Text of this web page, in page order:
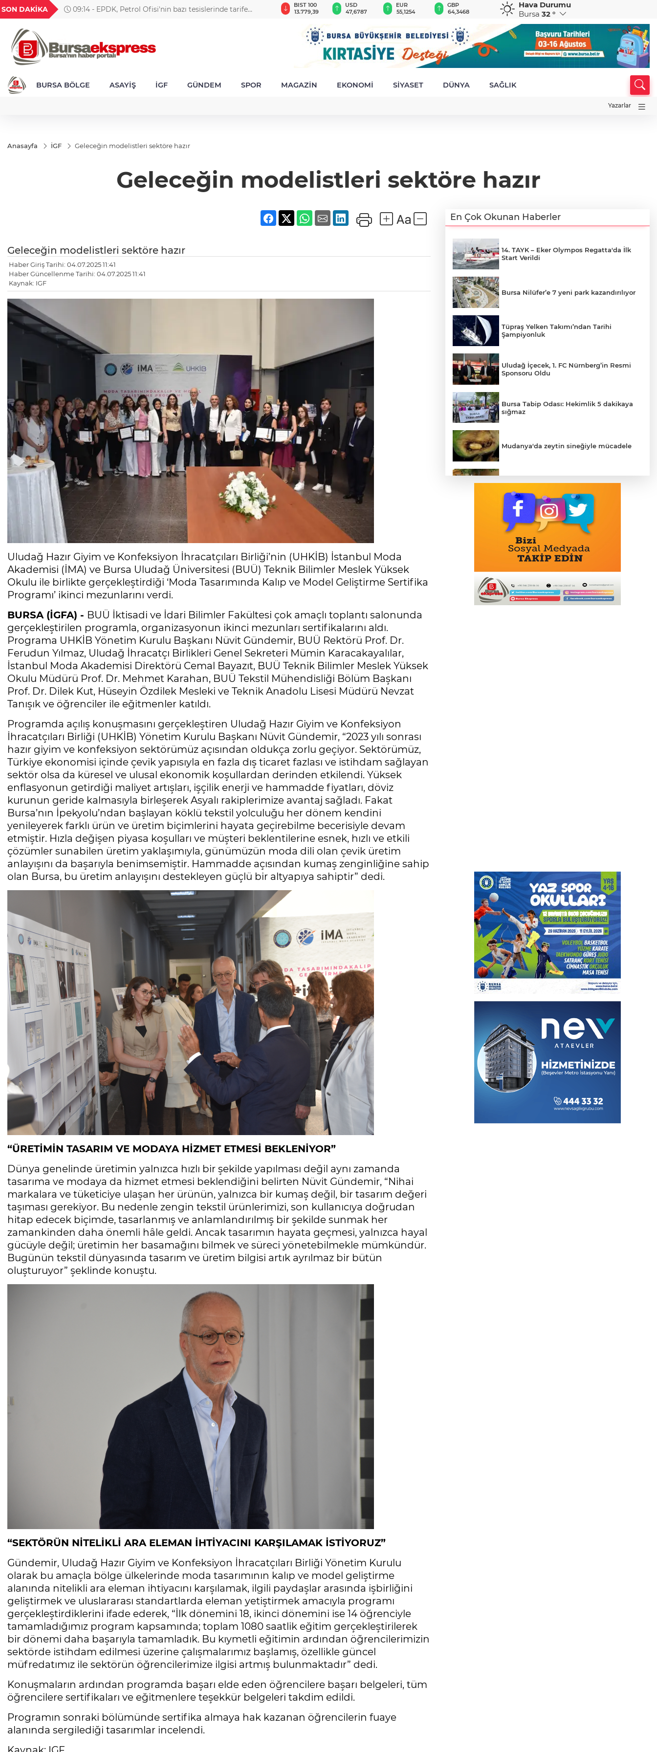
SON DAKİKA
09:14 - EPDK, Petrol Ofisi'nin bazı tesislerinde tarife
18,2677
TND
16,3788
BGN
27,9743
VND
0,0018
GAU/TRY
6.660,55
BIST 100
13.779,39
USD
47,6787
EUR
55,1254
GBP
64,3468
CHF
59,0083
CAD
34,1883
Hava Durumu
Bursa 32 °
BURSA BÖLGE ASAYİŞ İGF GÜNDEM SPOR MAGAZİN EKONOMİ SİYASET DÜNYA SAĞLIK
Yazarlar
Anasayfa İGF Geleceğin modelistleri sektöre hazır
Geleceğin modelistleri sektöre hazır
Geleceğin modelistleri sektöre hazır
Haber Giriş Tarihi: 04.07.2025 11:41
Haber Güncellenme Tarihi: 04.07.2025 11:41
Kaynak: IGF
Uludağ Hazır Giyim ve Konfeksiyon İhracatçıları Birliği’nin (UHKİB) İstanbul Moda
Akademisi (İMA) ve Bursa Uludağ Üniversitesi (BUÜ) Teknik Bilimler Meslek Yüksek
Okulu ile birlikte gerçekleştirdiği ‘Moda Tasarımında Kalıp ve Model Geliştirme Sertifika
Programı’ ikinci mezunlarını verdi.
BURSA (İGFA) - BUÜ İktisadi ve İdari Bilimler Fakültesi çok amaçlı toplantı salonunda
gerçekleştirilen programla, organizasyonun ikinci mezunları sertifikalarını aldı.
Programa UHKİB Yönetim Kurulu Başkanı Nüvit Gündemir, BUÜ Rektörü Prof. Dr.
Ferudun Yılmaz, Uludağ İhracatçı Birlikleri Genel Sekreteri Mümin Karacakayalılar,
İstanbul Moda Akademisi Direktörü Cemal Bayazıt, BUÜ Teknik Bilimler Meslek Yüksek
Okulu Müdürü Prof. Dr. Mehmet Karahan, BUÜ Tekstil Mühendisliği Bölüm Başkanı
Prof. Dr. Dilek Kut, Hüseyin Özdilek Mesleki ve Teknik Anadolu Lisesi Müdürü Nevzat
Tanışık ve öğrenciler ile eğitmenler katıldı.
Programda açılış konuşmasını gerçekleştiren Uludağ Hazır Giyim ve Konfeksiyon
İhracatçıları Birliği (UHKİB) Yönetim Kurulu Başkanı Nüvit Gündemir, “2023 yılı sonrası
hazır giyim ve konfeksiyon sektörümüz açısından oldukça zorlu geçiyor. Sektörümüz,
Türkiye ekonomisi içinde çevik yapısıyla en fazla dış ticaret fazlası ve istihdam sağlayan
sektör olsa da küresel ve ulusal ekonomik koşullardan derinden etkilendi. Yüksek
enflasyonun getirdiği maliyet artışları, işçilik enerji ve hammadde fiyatları, döviz
kurunun geride kalmasıyla birleşerek Asyalı rakiplerimize avantaj sağladı. Fakat
Bursa’nın İpekyolu’ndan başlayan köklü tekstil yolculuğu her dönem kendini
yenileyerek farklı ürün ve üretim biçimlerini hayata geçirebilme becerisiyle devam
etmiştir. Hızla değişen piyasa koşulları ve müşteri beklentilerine esnek, hızlı ve etkili
çözümler sunabilen üretim yaklaşımıyla, günümüzün moda dili olan çevik üretim
anlayışını da başarıyla benimsemiştir. Hammadde açısından kumaş zenginliğine sahip
olan Bursa, bu üretim anlayışını destekleyen güçlü bir altyapıya sahiptir” dedi.
“ÜRETİMİN TASARIM VE MODAYA HİZMET ETMESİ BEKLENİYOR”
Dünya genelinde üretimin yalnızca hızlı bir şekilde yapılması değil aynı zamanda
tasarıma ve modaya da hizmet etmesi beklendiğini belirten Nüvit Gündemir, “Nihai
markalara ve tüketiciye ulaşan her ürünün, yalnızca bir kumaş değil, bir tasarım değeri
taşıması gerekiyor. Bu nedenle zengin tekstil ürünlerimizi, son kullanıcıya doğrudan
hitap edecek biçimde, tasarlanmış ve anlamlandırılmış bir şekilde sunmak her
zamankinden daha önemli hâle geldi. Ancak tasarımın hayata geçmesi, yalnızca hayal
gücüyle değil; üretimin her basamağını bilmek ve süreci yönetebilmekle mümkündür.
Bugünün tekstil dünyasında tasarım ve üretim bilgisi artık ayrılmaz bir bütün
oluşturuyor” şeklinde konuştu.
“SEKTÖRÜN NİTELİKLİ ARA ELEMAN İHTİYACINI KARŞILAMAK İSTİYORUZ”
Gündemir, Uludağ Hazır Giyim ve Konfeksiyon İhracatçıları Birliği Yönetim Kurulu
olarak bu amaçla bölge ülkelerinde moda tasarımının kalıp ve model geliştirme
alanında nitelikli ara eleman ihtiyacını karşılamak, ilgili paydaşlar arasında işbirliğini
geliştirmek ve uluslararası standartlarda eleman yetiştirmek amacıyla programı
gerçekleştirdiklerini ifade ederek, “İlk dönemini 18, ikinci dönemini ise 14 öğrenciyle
tamamladığımız program kapsamında; toplam 1080 saatlik eğitim gerçekleştirilerek
bir dönemi daha başarıyla tamamladık. Bu kıymetli eğitimin ardından öğrencilerimizin
sektörde istihdam edilmesi üzerine çalışmalarımız başlamış, özellikle güncel
müfredatımız ile sektörün öğrencilerimize ilgisi artmış bulunmaktadır” dedi.
Konuşmaların ardından programda başarı elde eden öğrencilere başarı belgeleri, tüm
öğrencilere sertifikaları ve eğitmenlere teşekkür belgeleri takdim edildi.
Programın sonraki bölümünde sertifika almaya hak kazanan öğrencilerin fuaye
alanında sergilediği tasarımlar incelendi.
En Çok Okunan Haberler
14. TAYK – Eker Olympos Regatta'da İlk
Start Verildi
Bursa Nilüfer’e 7 yeni park kazandırılıyor
Tüpraş Yelken Takımı’ndan Tarihi
Şampiyonluk
Uludağ İçecek, 1. FC Nürnberg’in Resmi
Sponsoru Oldu
Bursa Tabip Odası: Hekimlik 5 dakikaya
sığmaz
Mudanya'da zeytin sineğiyle mücadele
Nissan Qashqai e-POWER’den Guinness
Dünya Rekoru: Tek Depoyla 1980 km
Emirates ve Arsenal'in Uzun Soluklu
Ortaklığı 2033'e Kadar Uzadı
Çitlekçi Halka Arz Oluyor